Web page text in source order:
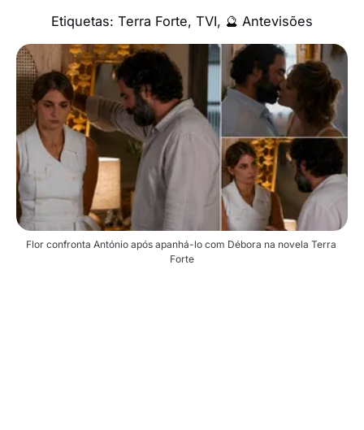
Etiquetas: Terra Forte, TVI, 🔮 Antevisões
Flor confronta António após apanhá-lo com Débora na novela Terra
Forte